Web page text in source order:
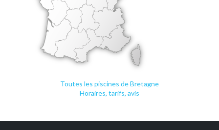
Toutes les piscines de Bretagne
Horaires, tarifs, avis